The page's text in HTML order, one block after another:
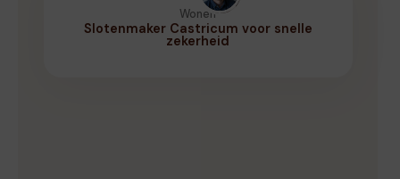
Wonen
Slotenmaker Castricum voor snelle
zekerheid